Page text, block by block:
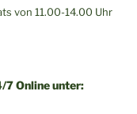
von 11.00-14.00 Uhr
7 Online unter: